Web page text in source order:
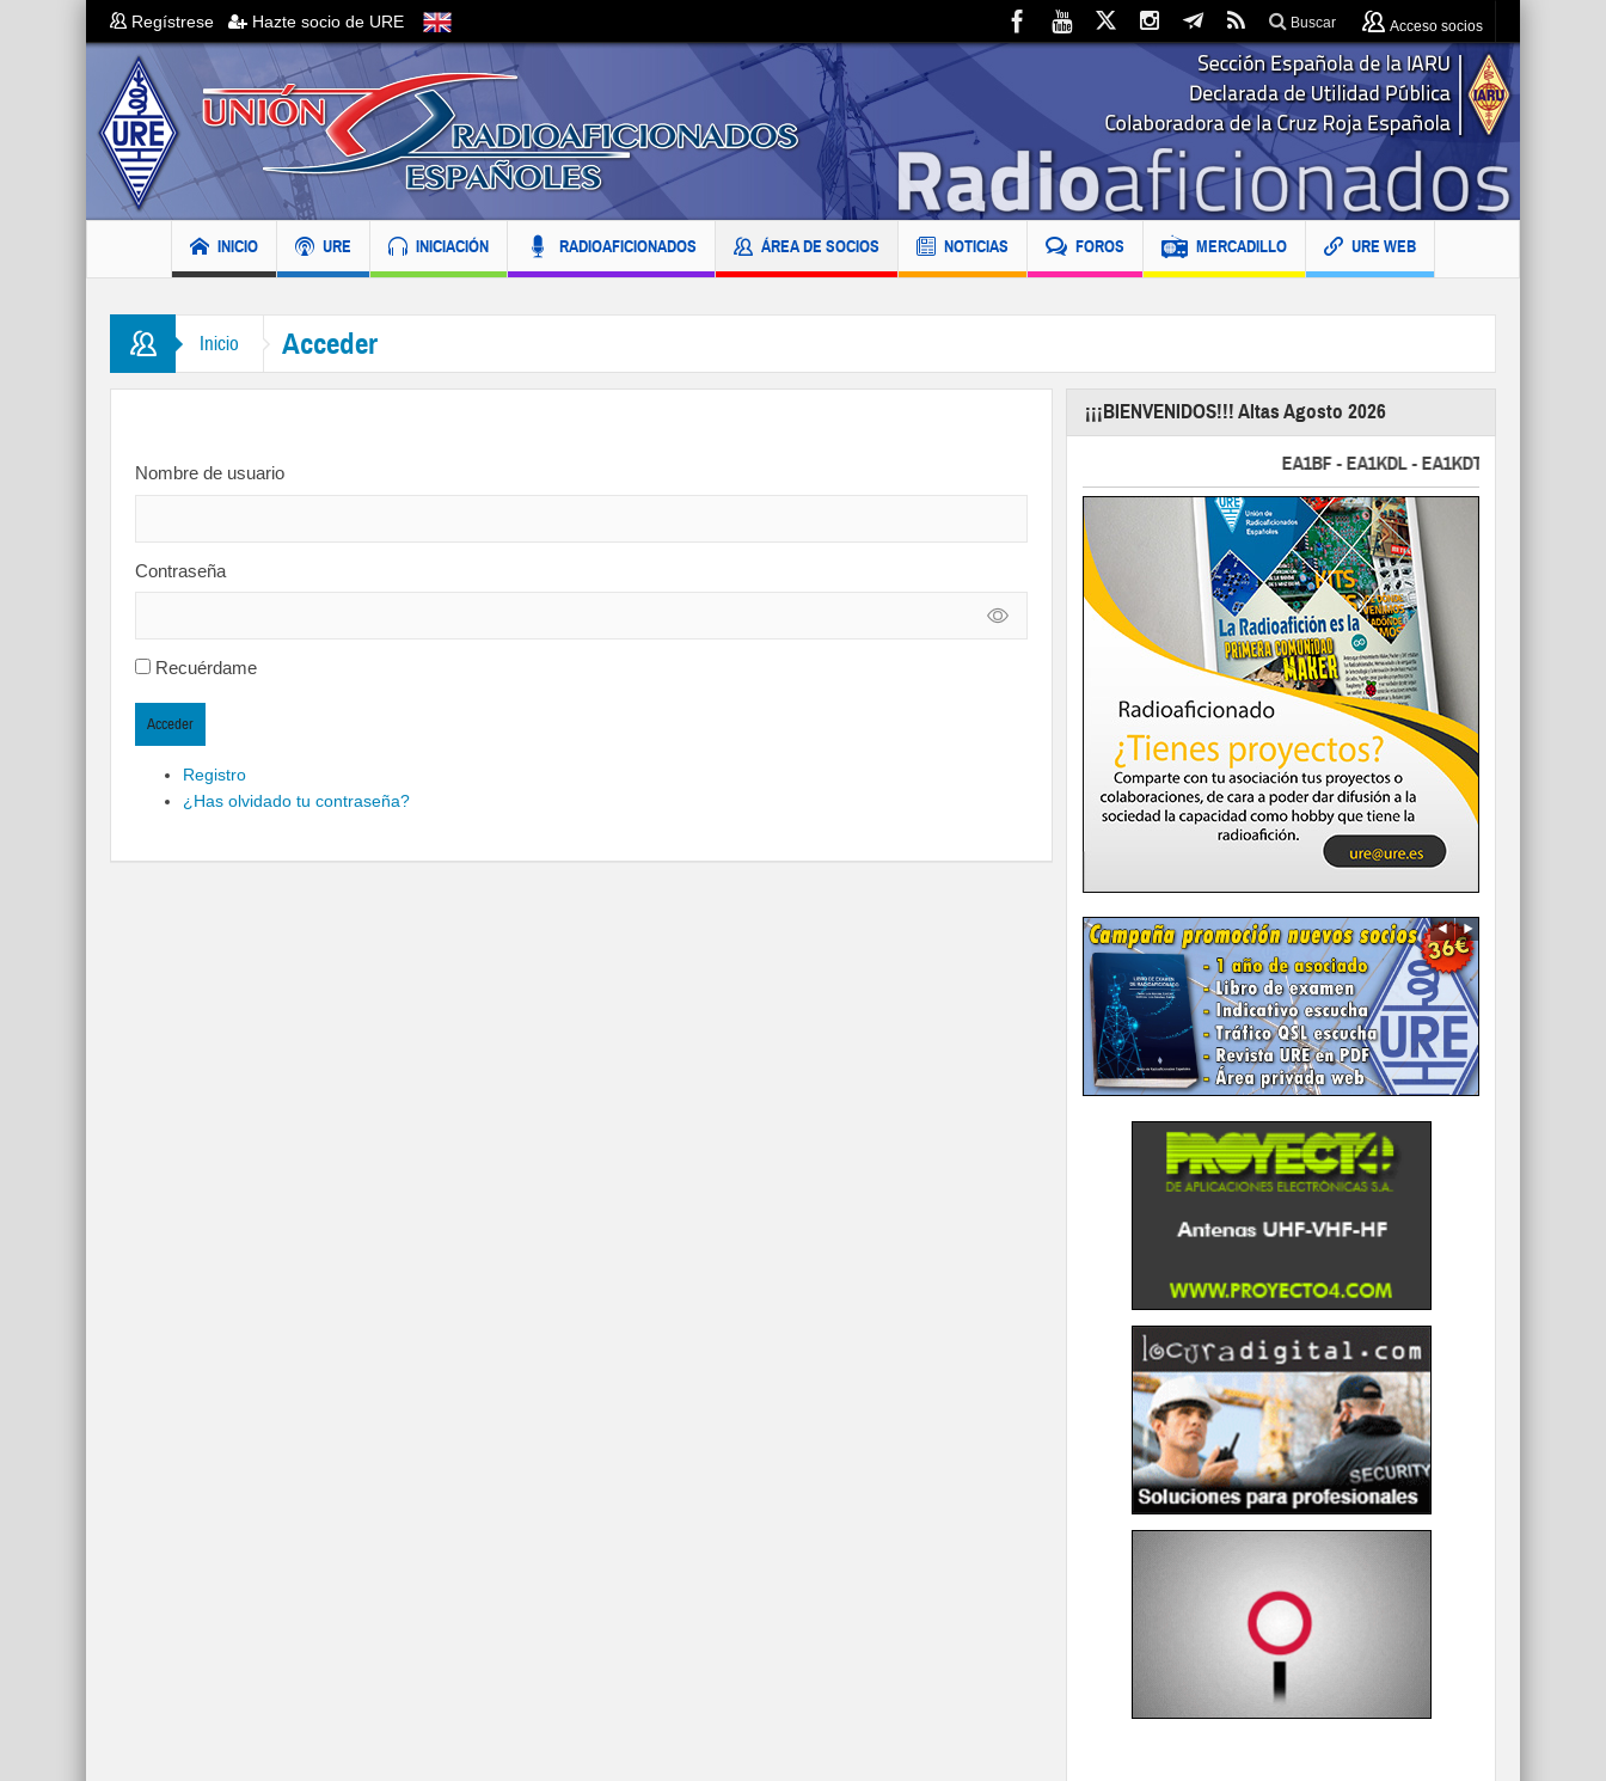
Regístrese Hazte socio de URE Buscar Acceso socios
INICIO URE INICIACIÓN RADIOAFICIONADOS ÁREA DE SOCIOS NOTICIAS FOROS MERCADILLO URE WEB
Inicio Acceder
Nombre de usuario
Contraseña
Recuérdame
Acceder
Registro
¿Has olvidado tu contraseña?
¡¡¡BIENVENIDOS!!! Altas Agosto 2026
EA1BF - EA1KDL - EA1KDT - EA2FBJ -